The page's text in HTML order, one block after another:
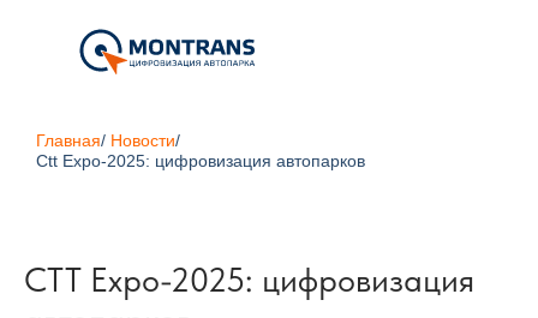
Главная/ Новости/
Ctt Expo-2025: цифровизация автопарков
CTT Expo-2025: цифровизация